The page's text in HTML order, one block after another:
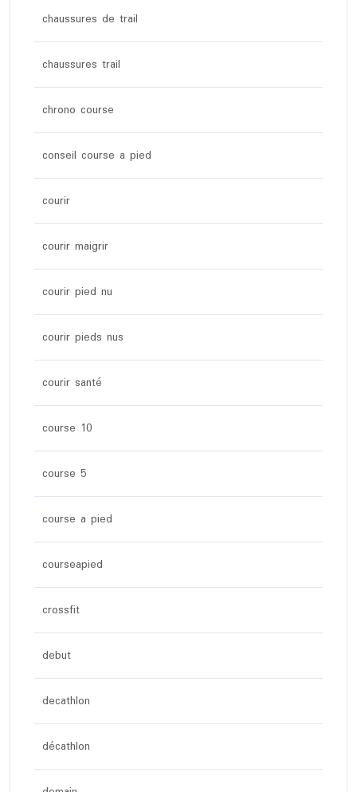
chaussures de trail
chaussures trail
chrono course
conseil course a pied
courir
courir maigrir
courir pied nu
courir pieds nus
courir santé
course 10
course 5
course a pied
courseapied
crossfit
debut
decathlon
décathlon